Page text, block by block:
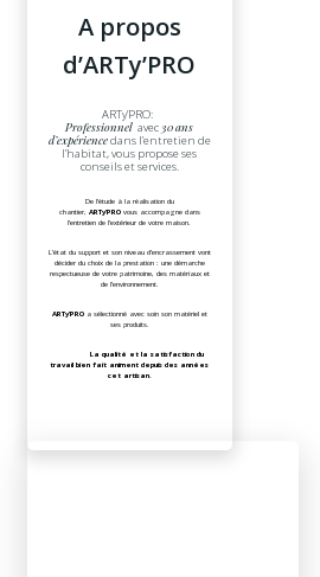
A propos
d’ARTy’PRO
ARTy’PRO:
Professionnel avec 30 ans
d’expériencedans l’entretien de
l’habitat, vous propose ses
conseils et services.
De l’étude à la réalisation du
chantier, ARTy’PROvous accompagne dans
l’entretien de l’extérieur de votre maison.
L’état du support et son niveau d’encrassement vont
décider du choix de la prestation : une démarche
respectueuse de votre patrimoine, des matériaux et
de l’environnement.
ARTy’PROa sélectionné avec soin son matériel et
ses produits.
La qualité et la satisfaction du
travail bien fait animent depuis des années
cet artisan.